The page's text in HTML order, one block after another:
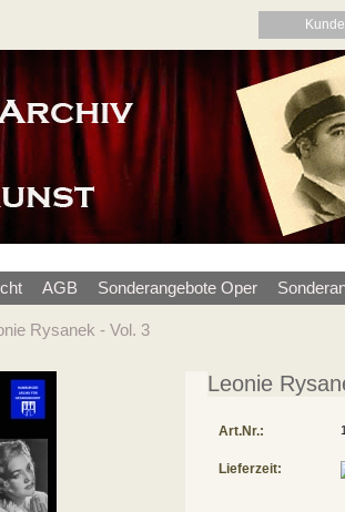
AGB Sonderangebote Oper
Rysanek - Vol. 3
Leonie
Art.Nr.:
Lieferzeit: